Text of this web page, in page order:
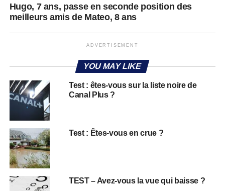
Hugo, 7 ans, passe en seconde position des
meilleurs amis de Mateo, 8 ans
ADVERTISEMENT
YOU MAY LIKE
Test : êtes-vous sur la liste noire de
Canal Plus ?
Test : Êtes-vous en crue ?
TEST – Avez-vous la vue qui baisse ?